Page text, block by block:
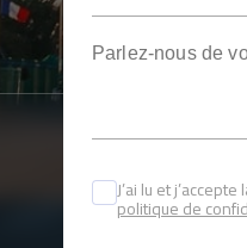
J’ai lu et j’accepte
politique de